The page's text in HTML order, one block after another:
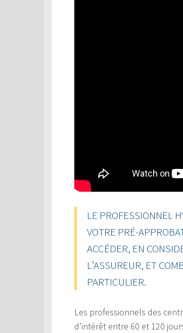
LE PROFESSIONNEL
VOTRE PRÉ-
ACCÉDER, EN
L’ASSUREUR, ET
PARTICULIER.
Les professionnels des
d’intérêt entre 60 et 120